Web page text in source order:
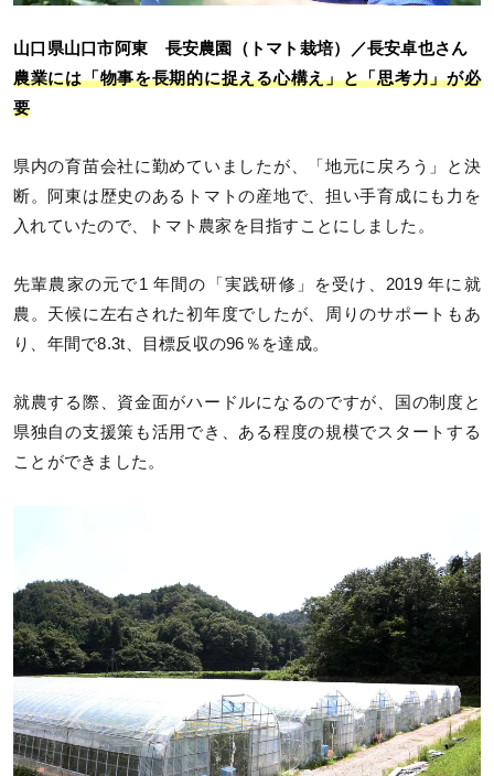
山口県山口市阿東 長安農園（トマト栽培）／長安卓也さん
農業には「物事を長期的に捉える心構え」と「思考力」が必
要
県内の育苗会社に勤めていましたが、「地元に戻ろう」と決
断。阿東は歴史のあるトマトの産地で、担い手育成にも力を
入れていたので、トマト農家を目指すことにしました。
先輩農家の元で1 年間の「実践研修」を受け、2019 年に就
農。天候に左右された初年度でしたが、周りのサポートもあ
り、年間で8.3t、目標反収の96％を達成。
就農する際、資金面がハードルになるのですが、国の制度と
県独自の支援策も活用でき、ある程度の規模でスタートする
ことができました。